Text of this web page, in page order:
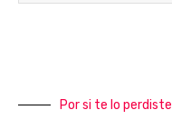
Por si te lo perdiste